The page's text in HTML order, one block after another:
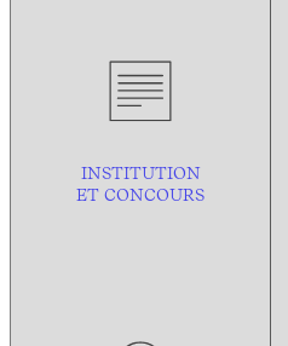
INSTITUTION
ET CONCOURS